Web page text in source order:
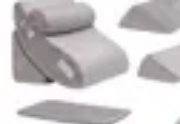
Relaxations Rapides
Techniques de Relaxation
Conseils Pratiques
quotidienneTechnologieRoutines
Relaxations Rapides